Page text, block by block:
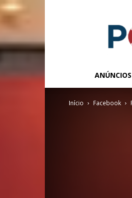
ANÚNCIOS
Início Facebook